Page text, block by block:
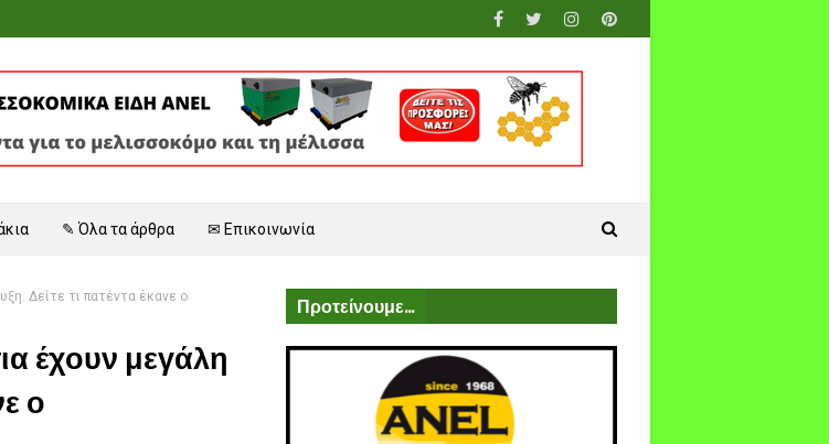
✎ Όλα τα άρθρα ✉ Επικοινωνία
Δείτε τι πατέντα έκανε ο
έχουν μεγάλη
ο
Προτείνουμε...